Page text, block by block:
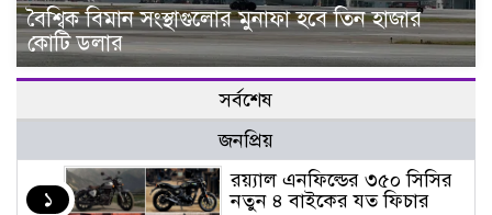
বৈশ্বিক বিমান সংস্থাগুলোর মুনাফা হবে তিন হাজার
কোটি ডলার
সর্বশেষ
জনপ্রিয়
১
র‌য়্যাল এনফিল্ডের ৩৫০ সিসির
নতুন ৪ বাইকের যত ফিচার